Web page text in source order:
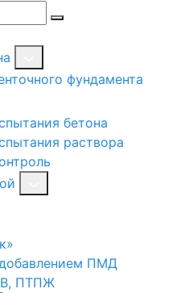
фундамента
бетона
раствора
ПМД
ПТПЖ